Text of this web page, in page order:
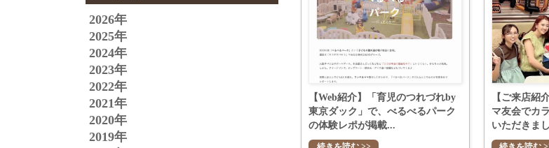
2026年
2025年
2024年
2023年
2022年
2021年
2020年
2019年
【Web紹介】「育児のつれづれby
東京ダック」で、べるべるパーク
の体験レポが掲載...
【ご来店紹
マ友会でカ
いただきま